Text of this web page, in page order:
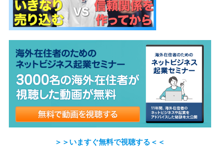
＞＞いますぐ無料で視聴する＜＜